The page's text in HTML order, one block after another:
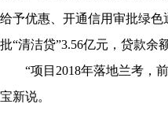
给予优惠、开通信用审批绿
批“清洁贷”3.56亿元，贷款余
“项目2018年落地兰考，前
宝新说。